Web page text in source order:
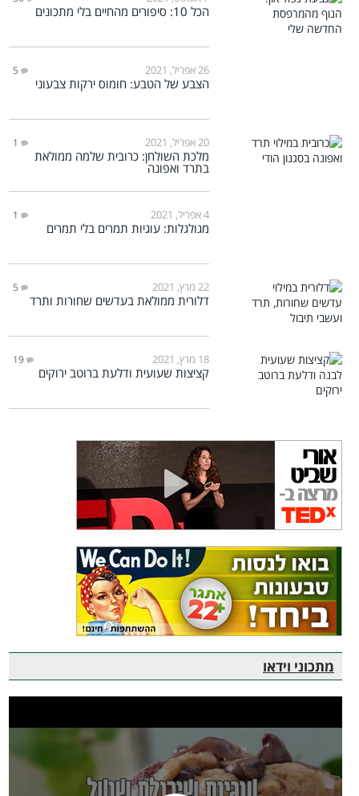
הכל 10: סיפורים מהחיים בלי מתכונים
26 אפריל, 2021 5
הצבע של הטבע: חומוס ירקות צבעוני
20 אפריל, 2021 1
מלכת השולחן: כרובית שלמה ממולאת
בתרד ואפונה
4 אפריל, 2021 1
מגולגלות: עוגיות תמרים בלי תמרים
22 מרץ, 2021 5
דלורית ממולאת בעדשים שחורות ותרד
18 מרץ, 2021 19
קציצות שעועית ודלעת ברוטב ירוקים
מתכוני וידאו